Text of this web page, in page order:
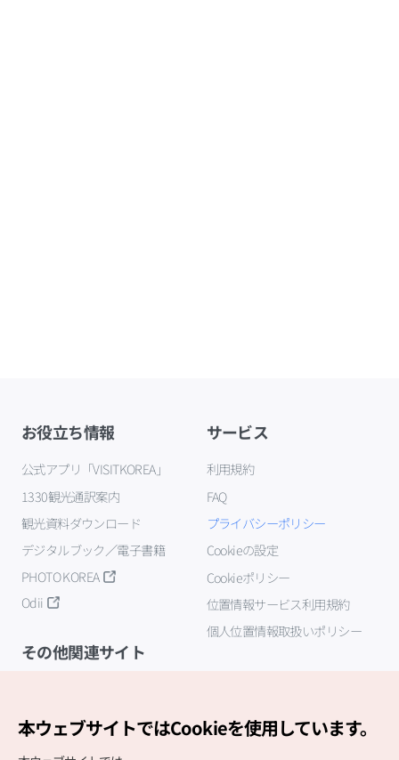
お役立ち情報
公式アプリ「VISITKOREA」
1330観光通訳案内
観光資料ダウンロード
デジタルブック／電子書籍
PHOTO KOREA
Odii
サービス
利用規約
FAQ
プライバシーポリシー
Cookieの設定
Cookieポリシー
位置情報サービス利用規約
個人位置情報取扱いポリシー
その他関連サイト
本ウェブサイトではCookieを使用しています。